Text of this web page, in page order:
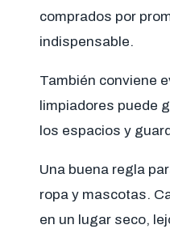
comprados por
indispensable.
También conviene
limpiadores puede
los espacios y
Una buena regla
ropa y mascotas.
en un lugar seco,